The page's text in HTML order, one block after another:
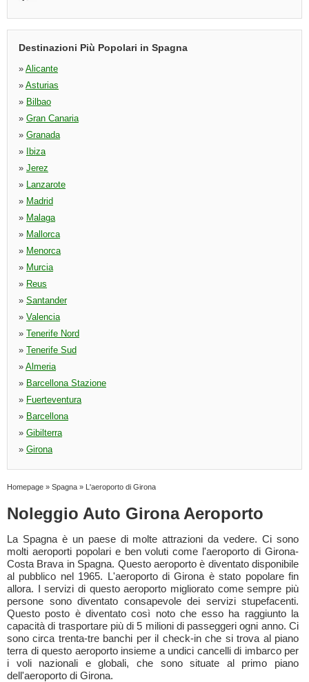
Destinazioni Più Popolari in Spagna
» Alicante
» Asturias
» Bilbao
» Gran Canaria
» Granada
»
Ibiza
» Jerez
» Lanzarote
» Madrid
» Malaga
» Mallorca
» Menorca
» Murcia
» Reus
» Santander
» Valencia
» Tenerife Nord
» Tenerife Sud
» Almeria
» Barcellona Stazione
» Fuerteventura
» Barcellona
» Gibilterra
» Girona
Homepage » Spagna » L'aeroporto di Girona
Noleggio Auto Girona Aeroporto
La Spagna è un paese di molte attrazioni da vedere. Ci sono
molti aeroporti popolari e ben voluti come l'aeroporto di Girona-
Costa Brava in Spagna. Questo aeroporto è diventato disponibile
al pubblico nel 1965. L'aeroporto di Girona è stato popolare fin
allora. I servizi di questo aeroporto migliorato come sempre più
persone sono diventato consapevole dei servizi stupefacenti.
Questo posto è diventato così noto che esso ha raggiunto la
capacità di trasportare più di 5 milioni di passeggeri ogni anno. Ci
sono circa trenta-tre banchi per il check-in che si trova al piano
terra di questo aeroporto insieme a undici cancelli di imbarco per
i voli nazionali e globali, che sono situate al primo piano
dell'aeroporto di Girona.